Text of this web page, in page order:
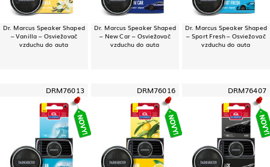
Dr. Marcus Speaker Shaped
– Vanilla – Osviežovač
vzduchu do auta
Dr. Marcus Speaker Shaped
– New Car – Osviežovač
vzduchu do auta
Dr. Marcus Speaker Shaped
– Sport Fresh – Osviežovač
vzduchu do auta
DRM76013 DRM76016 DRM76407